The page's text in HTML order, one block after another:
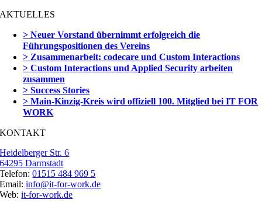
AKTUELLES
> Neuer Vorstand übernimmt erfolgreich die
Führungspositionen des Vereins
> Zusammenarbeit: codecare und Custom Interactions
> Custom Interactions und Applied Security arbeiten
zusammen
> Success Stories
> Main-Kinzig-Kreis wird offiziell 100. Mitglied bei IT FOR
WORK
KONTAKT
Heidelberger Str. 6
64295 Darmstadt
Telefon:01515 484 969 5
Email:info@it-for-work.de
Web:it-for-work.de